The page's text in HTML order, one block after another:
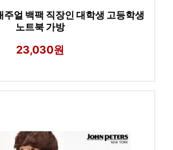
얼 백팩 직장인 대학생 고등학생
노트북 가방
23,030원